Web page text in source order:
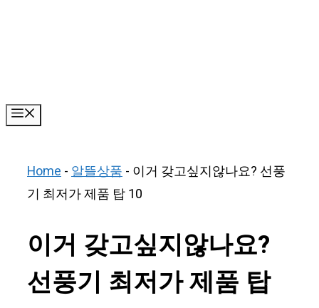
Home-알뜰상품- 이거 갖고싶지않나요? 선풍
기 최저가 제품 탑 10
이거 갖고싶지않나요?
선풍기 최저가 제품 탑